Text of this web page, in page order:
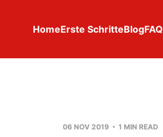
HomeErste SchritteBlogFAQ
06 NOV 2019 1 MIN READ